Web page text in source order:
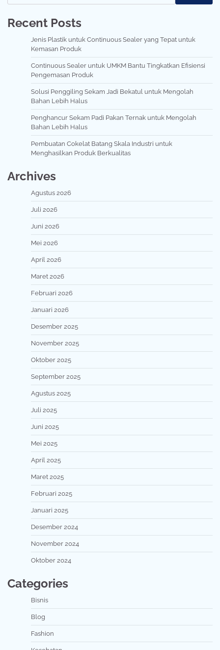
Recent Posts
Jenis Plastik untuk Continuous Sealer yang Tepat untuk
Kemasan Produk
Continuous Sealer untuk UMKM Bantu Tingkatkan Efisiensi
Pengemasan Produk
Solusi Penggiling Sekam Jadi Bekatul untuk Mengolah
Bahan Lebih Halus
Penghancur Sekam Padi Pakan Ternak untuk Mengolah
Bahan Lebih Halus
Pembuatan Cokelat Batang Skala Industri untuk
Menghasilkan Produk Berkualitas
Archives
Agustus 2026
Juli 2026
Juni 2026
Mei 2026
April 2026
Maret 2026
Februari 2026
Januari 2026
Desember 2025
November 2025
Oktober 2025
September 2025
Agustus 2025
Juli 2025
Juni 2025
Mei 2025
April 2025
Maret 2025
Februari 2025
Januari 2025
Desember 2024
November 2024
Oktober 2024
Categories
Bisnis
Blog
Fashion